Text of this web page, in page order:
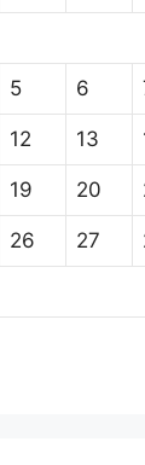
5 6
12 13
19 20
26 27